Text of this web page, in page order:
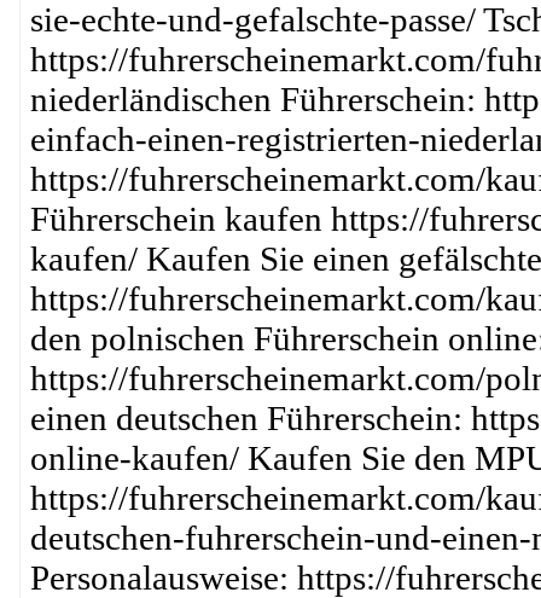
sie-echte-und-gefalschte-passe/
https://fuhrerscheinemarkt.com/
niederländischen Führerschein:
einfach-einen-registrierten-
https://fuhrerscheinemarkt.com/
Führerschein kaufen https://
kaufen/ Kaufen Sie einen
https://fuhrerscheinemarkt.com/
den polnischen Führerschein
https://fuhrerscheinemarkt.com/
einen deutschen Führerschein:
online-kaufen/ Kaufen Sie den
https://fuhrerscheinemarkt.com/
deutschen-fuhrerschein-und-
Personalausweise: https://